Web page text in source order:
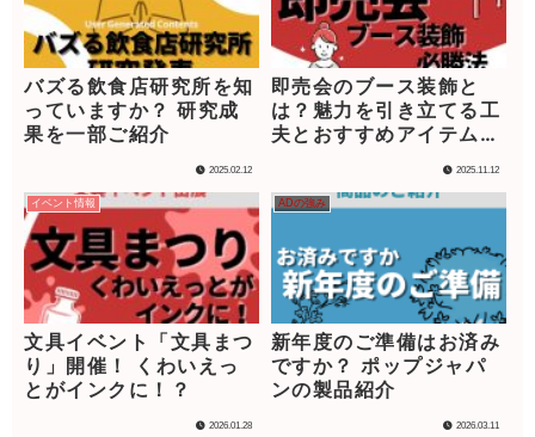
バズる飲食店研究所を知
っていますか？ 研究成
果を一部ご紹介
2025.02.12
即売会のブース装飾と
は？魅力を引き立てる工
夫とおすすめアイテムを
2025.11.12
イベント情報
文具イベント「文具まつ
り」開催！ くわいえっ
とがインクに！？
2026.01.28
ADの強み
新年度のご準備はお済み
ですか？ ポップジャパ
ンの製品紹介
2026.03.11